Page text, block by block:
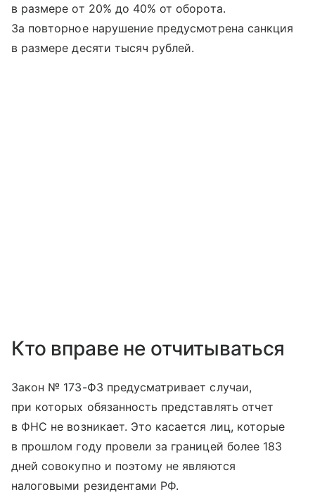
в размере от 20% до 40% от оборота.
За повторное нарушение предусмотрена санкция
в размере десяти тысяч рублей.
Кто вправе не отчитываться
Закон № 173-ФЗ предусматривает случаи,
при которых обязанность представлять отчет
в ФНС не возникает. Это касается лиц, которые
в прошлом году провели за границей более 183
дней совокупно и поэтому не являются
налоговыми резидентами РФ.